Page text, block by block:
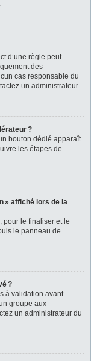
d’une règle peut
des
cas responsable du
un administrateur.
?
bouton dédié apparaît
les étapes de
» affiché lors de la
pour le finaliser et le
le panneau de
?
à validation avant
groupe aux
un administrateur du